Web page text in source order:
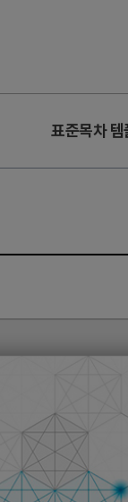
표준목차 템